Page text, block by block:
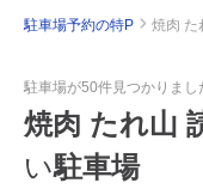
駐車場予約の特P 焼肉 た
駐車場が50件見つかりまし
焼肉 たれ山
い駐車場